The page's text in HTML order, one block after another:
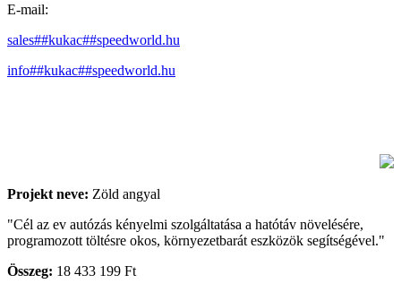
E-mail:
sales##kukac##speedworld.hu
info##kukac##speedworld.hu
Projekt neve: Zöld angyal
"Cél az ev autózás kényelmi szolgáltatása a hatótáv növelésére,
programozott töltésre okos, környezetbarát eszközök segítségével."
Összeg: 18 433 199 Ft